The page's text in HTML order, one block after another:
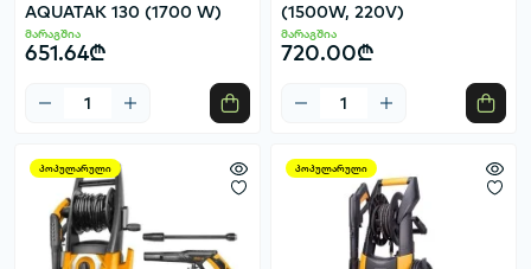
AQUATAK 130 (1700 W)
მარაგშია
651.64₾
(1500W, 220V)
მარაგშია
720.00₾
პოპულარული პოპულარული